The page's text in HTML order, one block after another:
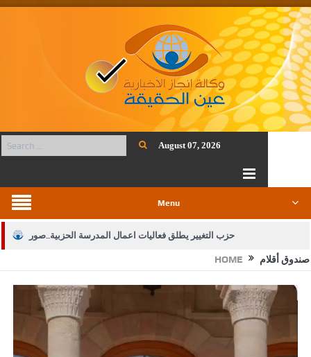
August 07, 2026
Menu
حزب التغيير يطلق فعاليات اعمال المدرسة الحزبية..صور
الجيش يفتح باب التجنيد لحملة البكالوريوس في الحقوق والقانون
بيان اجتماع عمّان:دعم الوصاية الهاشمية التاريخية على المقدسات
الإسلامية والمسيحية
الأمن يتلف 16 مليون حبة كبتاجون و1480 كغم مواد مخدرة
HOME صندوق أقلام